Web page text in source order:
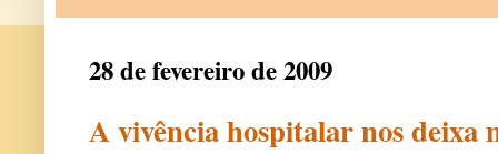
28 de fevereiro de 2009
A vivência hospitalar nos deixa